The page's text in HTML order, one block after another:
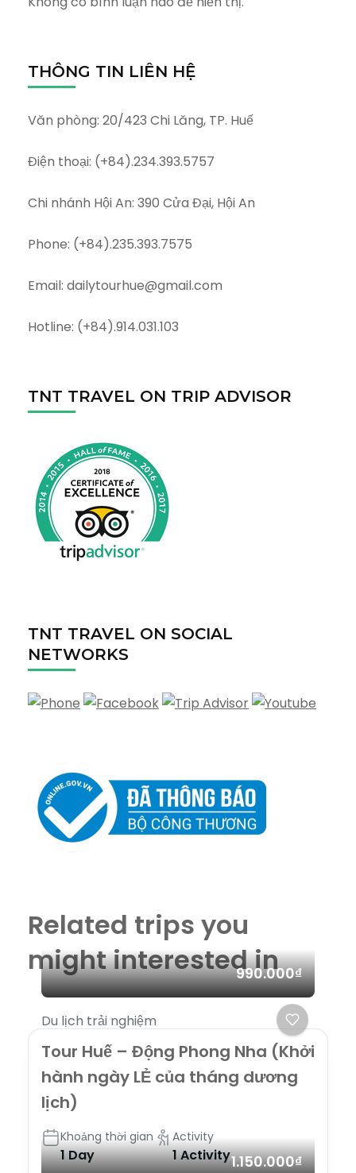
THÔNG TIN LIÊN HỆ
Văn phòng: 20/423 Chi Lăng, TP. Huế
Điện thoại: (+84).234.393.5757
Chi nhánh Hội An: 390 Cửa Đại, Hội An
Phone: (+84).235.393.7575
Email: dailytourhue@gmail.com
Hotline: (+84).914.031.103
TNT TRAVEL ON TRIP ADVISOR
TNT TRAVEL ON SOCIAL
NETWORKS
Related trips you
might interested in
990.000₫
Du lịch trải nghiệm
Tour Huế – Động Phong Nha (Khởi
hành ngày LẺ của tháng dương
lịch)
Khoảng thời gian
1 Day
Activity
1 Activity1.150.000₫